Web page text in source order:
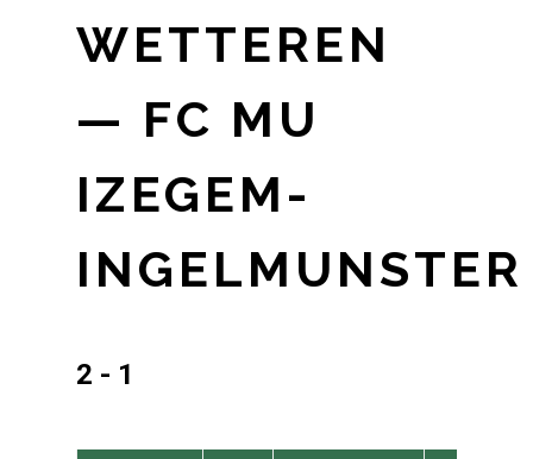
WETTEREN
— FC MU
IZEGEM-
INGELMUNSTER
2 - 1